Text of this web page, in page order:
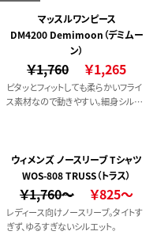
マッスルワンピース
DM4200 Demimoon（デミムー
ン）
￥1,760 ￥1,265
ピタッとフィットしても柔らかいフライ
ス素材なので動きやすい。細身シルエ
ウィメンズ ノースリーブ Tシャツ
WOS-808 TRUSS（トラス）
￥1,760～ ￥825～
レディース向けノースリーブ。タイトす
ぎず、ゆるすぎないシルエット。